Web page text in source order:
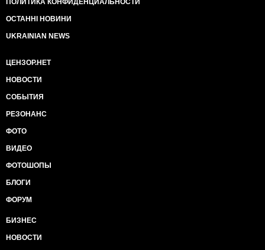
ПОЛИТИКА КОНФИДЕНЦИАЛЬНОСТИ
ОСТАННІ НОВИНИ
UKRAINIAN NEWS
ЦЕНЗОР.НЕТ
НОВОСТИ
СОБЫТИЯ
РЕЗОНАНС
ФОТО
ВИДЕО
ФОТОШОПЫ
БЛОГИ
ФОРУМ
БИЗНЕС
НОВОСТИ